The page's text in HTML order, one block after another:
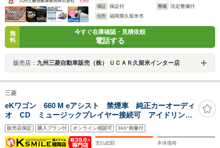
保証
保証付 整備
法定整備付
住所
福岡県久留米市
無
料
今すぐ在庫確認・見積依頼
電話する
販売店： 九州三菱自動車販売（株） ＵＣＡＲ久留米インター店
三菱
eKワゴン 660 M eアシスト 禁煙車 純正カーオーディ
オ CD ミュージックプレイヤー接続可 アイドリング
ストップ シートヒーター オートエアコン キーレ
ス 衝突軽減ブレーキ 横滑り防止装置 アクセル踏み
間違い防止装置 盗難防止装置
販売店保証 購入プラン付 オンライン相談可 360°画像付
支払総額 本体価格